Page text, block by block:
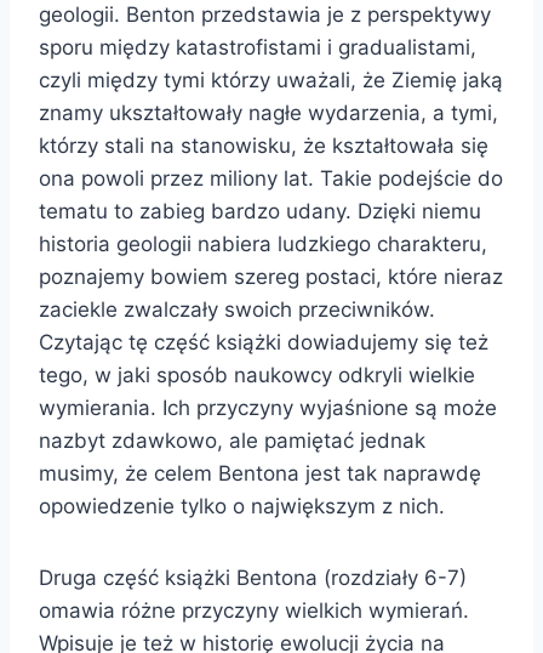
geologii. Benton przedstawia je z perspektywy
sporu między katastrofistami i gradualistami,
czyli między tymi którzy uważali, że Ziemię jaką
znamy ukształtowały nagłe wydarzenia, a tymi,
którzy stali na stanowisku, że kształtowała się
ona powoli przez miliony lat. Takie podejście do
tematu to zabieg bardzo udany. Dzięki niemu
historia geologii nabiera ludzkiego charakteru,
poznajemy bowiem szereg postaci, które nieraz
zaciekle zwalczały swoich przeciwników.
Czytając tę część książki dowiadujemy się też
tego, w jaki sposób naukowcy odkryli wielkie
wymierania. Ich przyczyny wyjaśnione są może
nazbyt zdawkowo, ale pamiętać jednak
musimy, że celem Bentona jest tak naprawdę
opowiedzenie tylko o największym z nich.
Druga część książki Bentona (rozdziały 6-7)
omawia różne przyczyny wielkich wymierań.
Wpisuje je też w historię ewolucji życia na